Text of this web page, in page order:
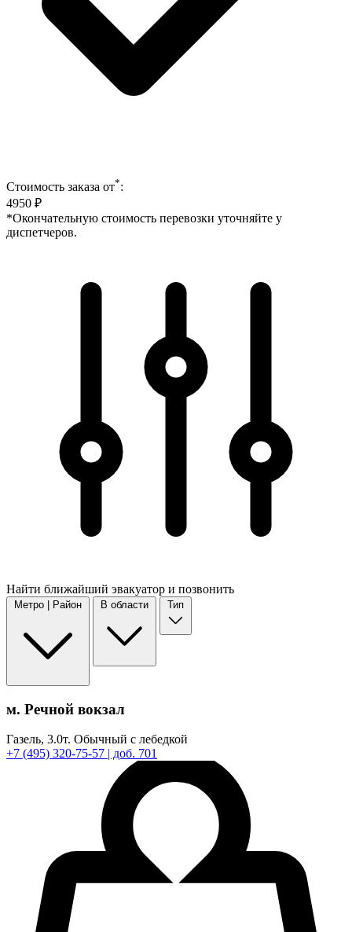
Стоимость заказа от*:
4950 ₽
*Окончательную стоимость перевозки уточняйте у
диспетчеров.
Найти ближайший эвакуатор и позвонить
Метро | Район В области Тип
м. Речной вокзал
Газель, 3.0т. Обычный с лебедкой
+7 (495) 320-75-57 | доб. 701